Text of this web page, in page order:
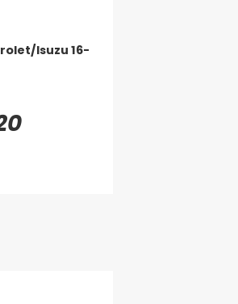
Isuzu 16-